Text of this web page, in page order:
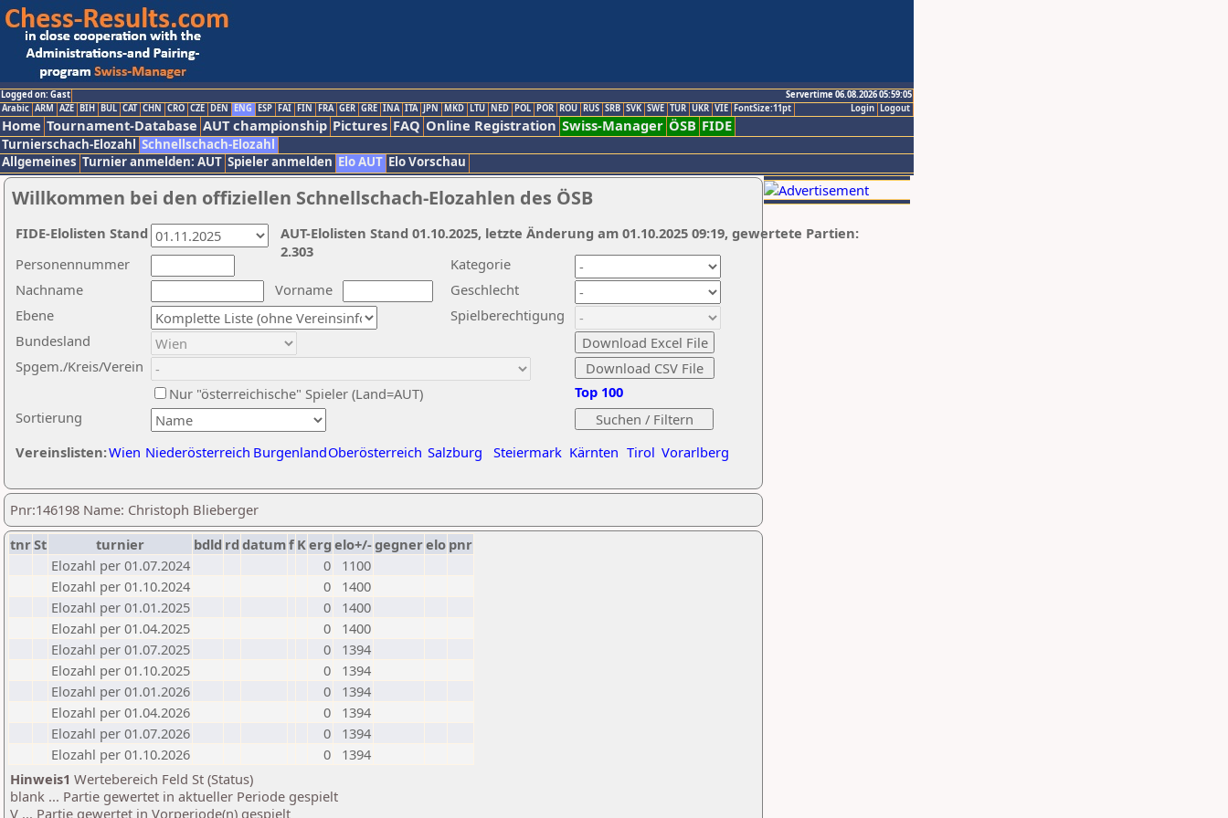
Logged on: Gast
Servertime 06.08.2026 05:59:05
Logout
Login
Arabic ARM AZE BIH BUL CAT CHN CRO CZE DEN ENG ESP FAI FIN FRA GER GRE INA ITA JPN MKD LTU NED POL POR ROU RUS SRB SVK SWE TUR UKR VIE FontSize:11pt
Home Tournament-Database AUT championship Pictures FAQ Online Registration Swiss-Manager ÖSB FIDE
Turnierschach-Elozahl Schnellschach-Elozahl
Allgemeines Turnier anmelden: AUT Spieler anmelden Elo AUT Elo Vorschau
Willkommen bei den offiziellen Schnellschach-Elozahlen des ÖSB
Nachname
Vorname
Ebene
Kategorie
Sortierung
Personennummer
Bundesland
Spgem./Kreis/Verein
Geschlecht
Nur "österreichische" Spieler (Land=AUT)
Spielberechtigung
Vereinslisten:Wien Niederösterreich BurgenlandOberösterreich Salzburg Steiermark Kärnten Tirol Vorarlberg
Top 100
AUT-Elolisten Stand 01.10.2025, letzte Änderung am 01.10.2025 09:19, gewertete Partien:
2.303
FIDE-Elolisten Stand
Pnr:146198 Name: Christoph Blieberger
tnrSt turnier bdld rd datumf Kerg elo+/-gegnerelo pnr
Elozahl per 01.07.2024
0
1100
Elozahl per 01.10.2024
0
1400
Elozahl per 01.01.2025
0
1400
Elozahl per 01.04.2025
0
1400
Elozahl per 01.07.2025
0
1394
Elozahl per 01.10.2025
0
1394
Elozahl per 01.01.2026
0
1394
Elozahl per 01.04.2026
0
1394
Elozahl per 01.07.2026
0
1394
Elozahl per 01.10.2026
0
1394
Hinweis1 Wertebereich Feld St (Status)
blank ... Partie gewertet in aktueller Periode gespielt
V ... Partie gewertet in Vorperiode(n) gespielt